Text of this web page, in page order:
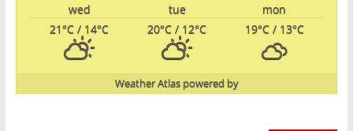
mon
tue
wed
19°C/ 13°C
20°C / 12°C
21°C / 14°C
powered by
Weather Atlas